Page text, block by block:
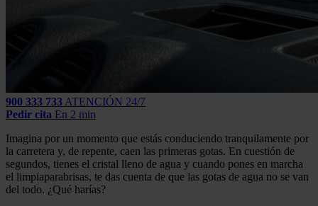
900 333 733 ATENCIÓN 24/7
Pedir cita En 2 min
Imagina por un momento que estás conduciendo tranquilamente por
la carretera y, de repente, caen las primeras gotas. En cuestión de
segundos, tienes el cristal lleno de agua y cuando pones en marcha
el limpiaparabrisas, te das cuenta de que las gotas de agua no se van
del todo. ¿Qué harías?